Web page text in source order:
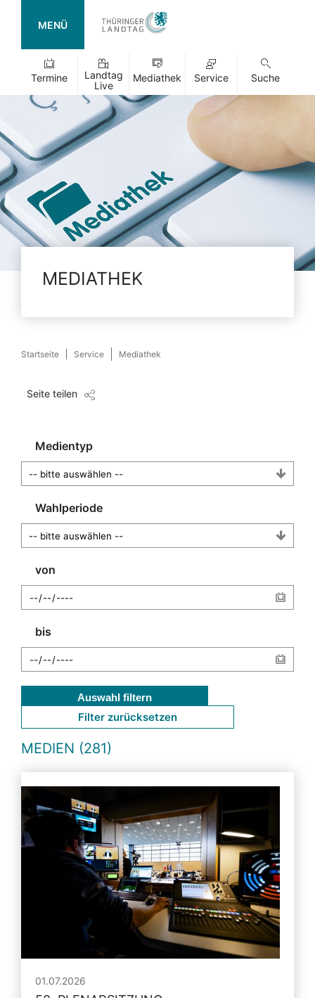
MENÜ
Termine
Landtag
Live
Mediathek Service Suche
MEDIATHEK
Startseite Service Mediathek
Seite teilen
Medientyp
Wahlperiode
von
bis
Auswahl filtern
Filter zurücksetzen
MEDIEN (281)
01.07.2026